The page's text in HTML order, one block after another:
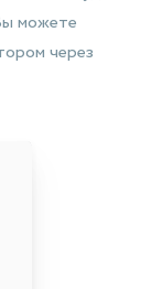
можете
через